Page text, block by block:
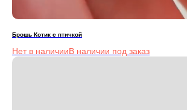
Брошь Котик с птичкой
Нет в наличии